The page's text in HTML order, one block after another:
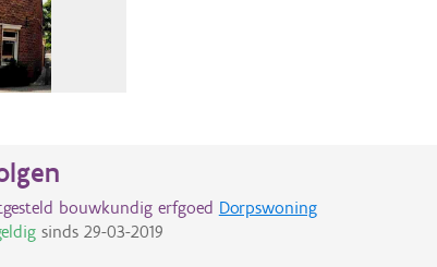
bouwkundig erfgoed Dorpswoning
sinds 29-03-2019